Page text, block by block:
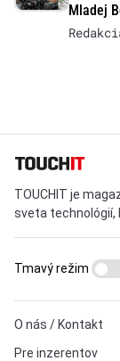
Mladej
TOUCHIT je
sveta technológií,
O nás / Kontakt
Pre inzerentov
Tmavý režim